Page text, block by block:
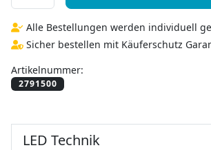
Alle Bestellungen werden individuell
Sicher bestellen mit Käuferschutz
Artikelnummer:
LED Technik